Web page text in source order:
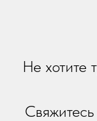
Не хотите